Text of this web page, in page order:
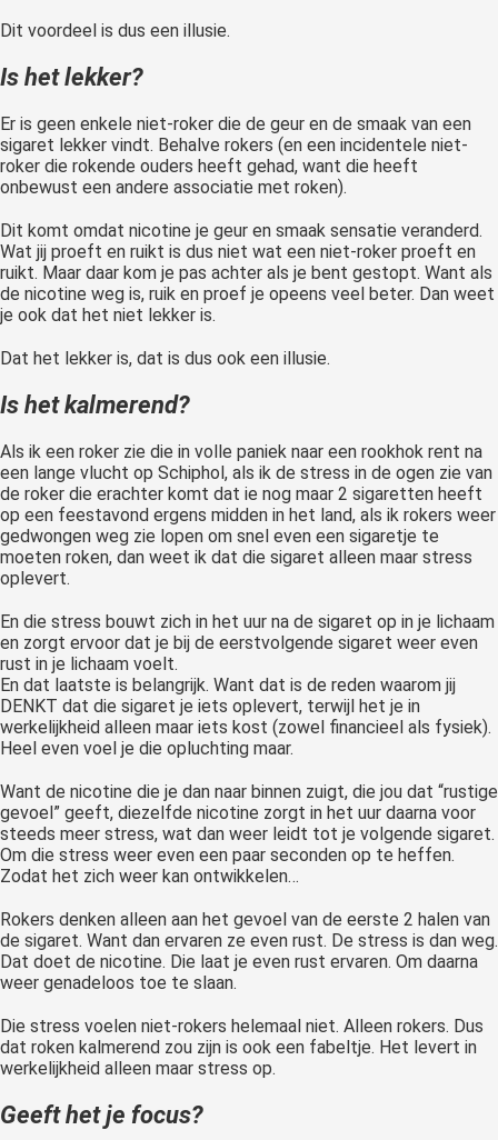
Dit voordeel is dus een illusie.
Is het lekker?
Er is geen enkele niet-roker die de geur en de smaak van een
sigaret lekker vindt. Behalve rokers (en een incidentele niet-
roker die rokende ouders heeft gehad, want die heeft
onbewust een andere associatie met roken).
Dit komt omdat nicotine je geur en smaak sensatie veranderd.
Wat jij proeft en ruikt is dus niet wat een niet-roker proeft en
ruikt. Maar daar kom je pas achter als je bent gestopt. Want als
de nicotine weg is, ruik en proef je opeens veel beter. Dan weet
je ook dat het niet lekker is.
Dat het lekker is, dat is dus ook een illusie.
Is het kalmerend?
Als ik een roker zie die in volle paniek naar een rookhok rent na
een lange vlucht op Schiphol, als ik de stress in de ogen zie van
de roker die erachter komt dat ie nog maar 2 sigaretten heeft
op een feestavond ergens midden in het land, als ik rokers weer
gedwongen weg zie lopen om snel even een sigaretje te
moeten roken, dan weet ik dat die sigaret alleen maar stress
oplevert.
En die stress bouwt zich in het uur na de sigaret op in je lichaam
en zorgt ervoor dat je bij de eerstvolgende sigaret weer even
rust in je lichaam voelt.
En dat laatste is belangrijk. Want dat is de reden waarom jij
DENKT dat die sigaret je iets oplevert, terwijl het je in
werkelijkheid alleen maar iets kost (zowel financieel als fysiek).
Heel even voel je die opluchting maar.
Want de nicotine die je dan naar binnen zuigt, die jou dat “rustige
gevoel” geeft, diezelfde nicotine zorgt in het uur daarna voor
steeds meer stress, wat dan weer leidt tot je volgende sigaret.
Om die stress weer even een paar seconden op te heffen.
Zodat het zich weer kan ontwikkelen…
Rokers denken alleen aan het gevoel van de eerste 2 halen van
de sigaret. Want dan ervaren ze even rust. De stress is dan weg.
Dat doet de nicotine. Die laat je even rust ervaren. Om daarna
weer genadeloos toe te slaan.
Die stress voelen niet-rokers helemaal niet. Alleen rokers. Dus
dat roken kalmerend zou zijn is ook een fabeltje. Het levert in
werkelijkheid alleen maar stress op.
Geeft het je focus?